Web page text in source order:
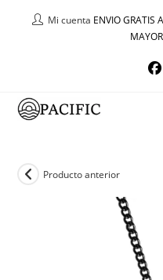
Mi cuenta ENVIO GRATIS
Producto anterior